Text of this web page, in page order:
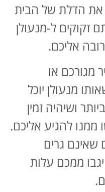
את הדלת של הבית
זקוקים ל-מנעולן
אליכם.
מגורכם או
מנעולן יוכל
ושיהיה זמין
ממנו להגיע אליכם.
שאינם גרים
ממכם עלות